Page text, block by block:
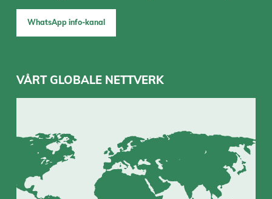
WhatsApp info-kanal
VÅRT GLOBALE NETTVERK